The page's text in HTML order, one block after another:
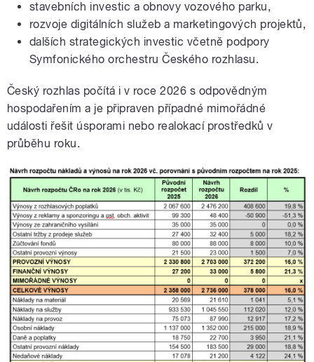
stavebních investic a obnovy vozového parku,
rozvoje digitálních služeb a marketingových projektů,
dalších strategických investic včetně podpory
Symfonického orchestru Českého rozhlasu.
Český rozhlas počítá i v roce 2026 s odpovědným
hospodařením a je připraven případné mimořádné
události řešit úsporami nebo realokací prostředků v
průběhu roku.